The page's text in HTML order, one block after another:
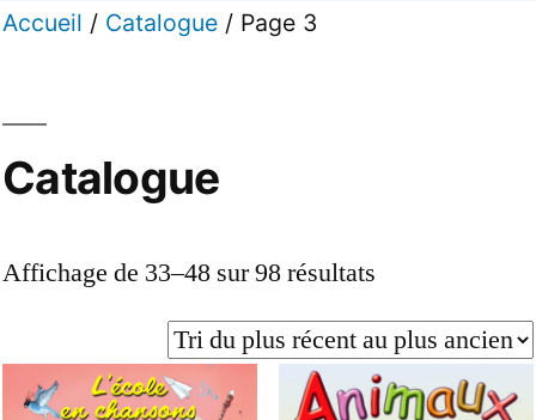
Accueil / Catalogue / Page 3
Catalogue
Affichage de 33–48 sur 98 résultats